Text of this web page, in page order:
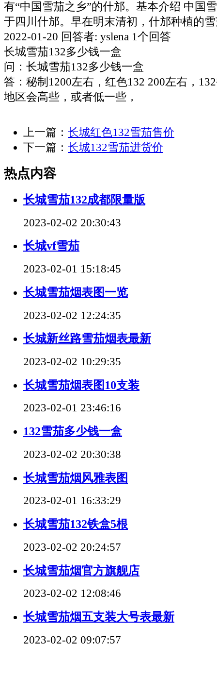
有“中国雪茄之乡”的什邡。基本介绍 中国
于四川什邡。早在明末清初，什邡种植的
2022-01-20 回答者: yslena 1个回答
长城雪茄132多少钱一盒
问：长城雪茄132多少钱一盒
答：秘制1200左右，红色132 200左右，
地区会高些，或者低一些，
上一篇： 长城红色132雪茄售价
下一篇： 长城132雪茄进货价
热点内容
长城雪茄132成都限量版
2023-02-02 20:30:43
长城vf雪茄
2023-02-01 15:18:45
长城雪茄烟表图一览
2023-02-02 12:24:35
长城新丝路雪茄烟表最新
2023-02-02 10:29:35
长城雪茄烟表图10支装
2023-02-01 23:46:16
132雪茄多少钱一盒
2023-02-02 20:30:38
长城雪茄烟风雅表图
2023-02-01 16:33:29
长城雪茄132铁盒5根
2023-02-02 20:24:57
长城雪茄烟官方旗舰店
2023-02-02 12:08:46
长城雪茄烟五支装大号表最新
2023-02-02 09:07:57